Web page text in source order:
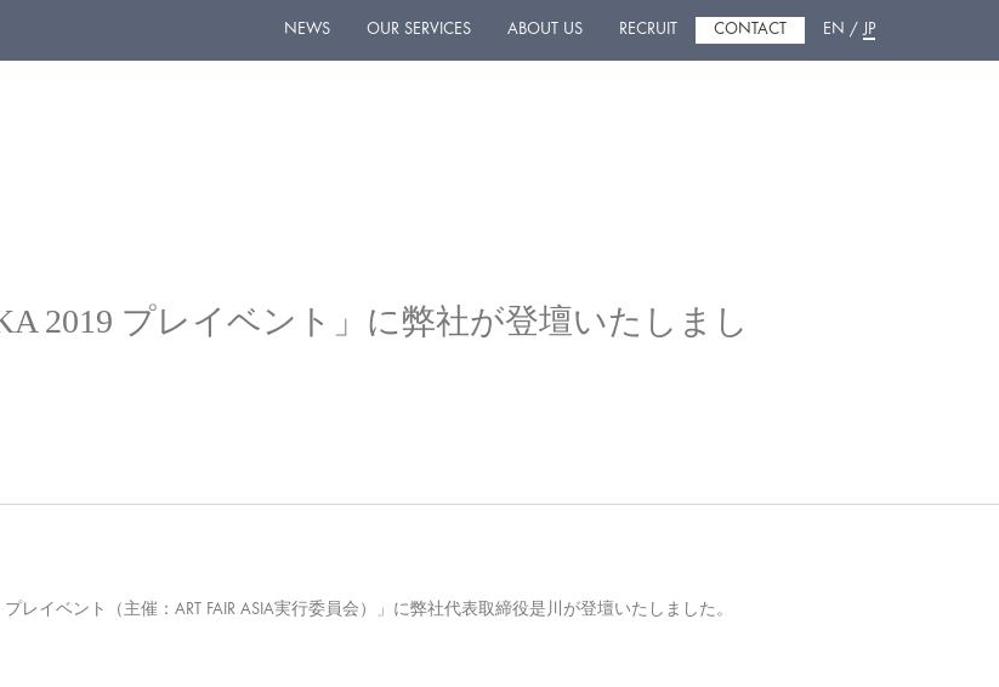
EN /JP
NEWS OUR SERVICES ABOUT US RECRUIT CONTACT
2019 プレイベント」に弊社が登壇いたしまし
プレイベント（主催：ART FAIR ASIA実行委員会）」に弊社代表取締役是川が登壇いたしました。